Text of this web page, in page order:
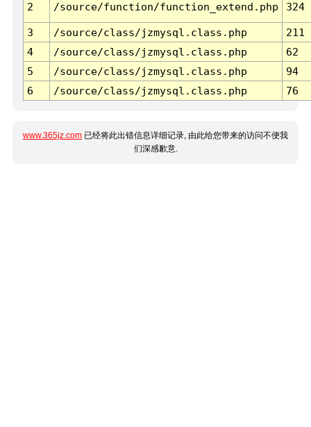
2 /source/function/function_extend.php 324
3 /source/class/jzmysql.class.php
211
4
/source/class/jzmysql.class.php
62
5
/source/class/jzmysql.class.php
94
6
/source/class/jzmysql.class.php 76
www.365jz.com 已经将此出错信息详细记录, 由此给您带来的访问不便我
们深感歉意.